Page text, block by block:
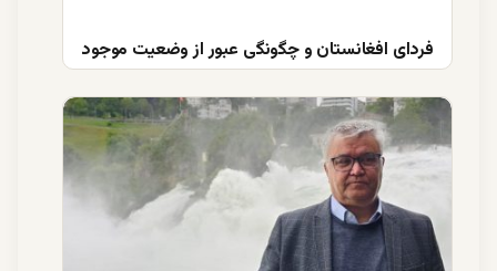
فردای افغانستان و چگونگی عبور از وضعیت موجود